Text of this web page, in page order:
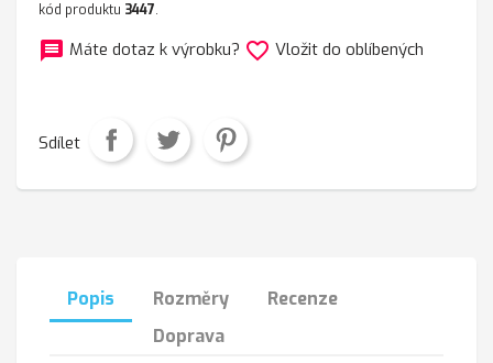
kód produktu 3447.
message Máte dotaz k výrobku? favorite_border Vložit do oblíbených
Sdílet
Popis Rozměry
Recenze
Doprava